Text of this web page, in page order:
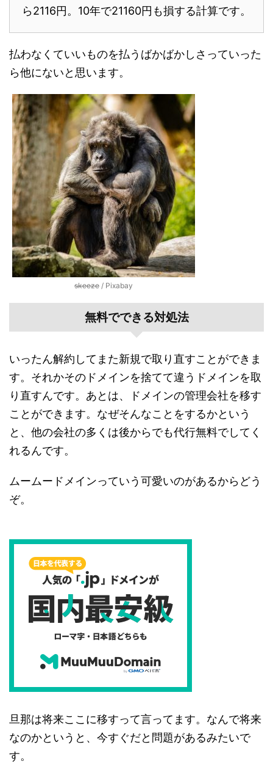
ら2116円。10年で21160円も損する計算です。
払わなくていいものを払うばかばかしさっていった
ら他にないと思います。
skeeze / Pixabay
無料でできる対処法
いったん解約してまた新規で取り直すことができま
す。それかそのドメインを捨てて違うドメインを取
り直すんです。あとは、ドメインの管理会社を移す
ことができます。なぜそんなことをするかという
と、他の会社の多くは後からでも代行無料でしてく
れるんです。
ムームードメインっていう可愛いのがあるからどう
ぞ。
旦那は将来ここに移すって言ってます。なんで将来
なのかというと、今すぐだと問題があるみたいで
す。